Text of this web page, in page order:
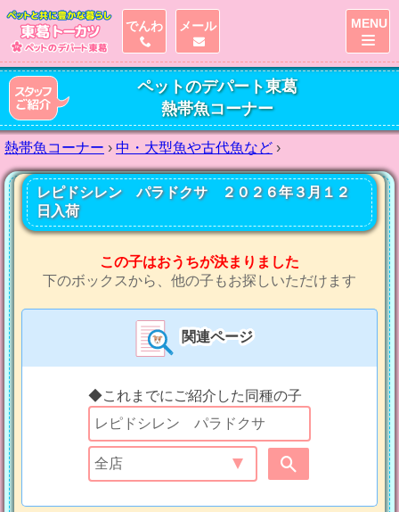
ペットのデパート東葛
熱帯魚コーナー
熱帯魚コーナー › 中・大型魚や古代魚など ›
レピドシレン パラドクサ ２０２６年３月１２
日入荷
この子はおうちが決まりました
下のボックスから、他の子もお探しいただけます
関連ページ
◆これまでにご紹介した同種の子
でんわ メール MENU